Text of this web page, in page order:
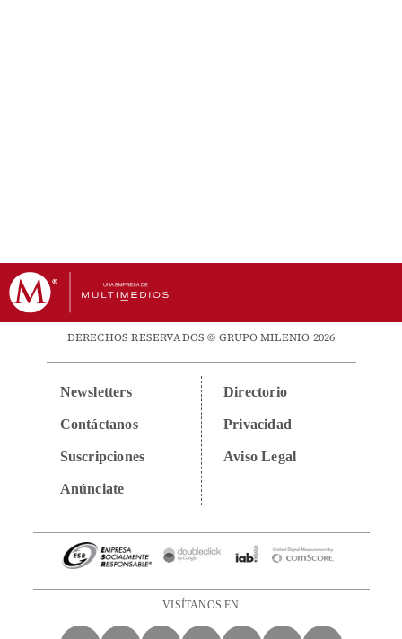
DERECHOS RESERVADOS © GRUPO MILENIO 2026
Newsletters
Contáctanos
Suscripciones
Anúnciate
Directorio
Privacidad
Aviso Legal
VISÍTANOS EN